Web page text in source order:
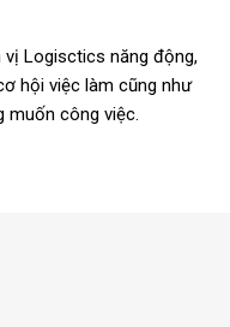
Logisctics năng động,
hội việc làm cũng như
công việc.